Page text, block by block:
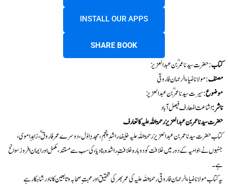
INSTALL OUR APPS
SHARE BOOK
کتاب: حضرت سیدنا عمرؒ بن عبدالعزیز
مصنف: مولانا ضیاءالرحمان فاروقی
موضوع: سیرت سیدنا عمرؒ بن عبدالعزیز
ناشر:اشاعت المعارف فیصل آباد
حضرت سیدنا عمر بن عبدالعزیز رحمۃ اللہ علیہ کا تعارف
کتاب حضرت سیدنا عمر بن عبدالعزیز رحمۃ اللہ علیہ خلیفۂ راشدِ پنجم، مجددِ اوّل، دوسرے عمر فاروقؓ، زاہدِ اموی،
جنہوں نے بنو امیہ کے دور میں خلافت کو دوبارہ خلافتِ راشدہ بنا دیا، کی سب سے مستند، مکمل اور ایمان افروز سوانح
ہے۔
یہ کتاب مولانا ضیاء الرحمان فاروقی رحمۃ اللہ علیہ کی عمر بھر کی تحقیق اور محبتِ صحابہ و تابعین کا نادر شاہکار ہے